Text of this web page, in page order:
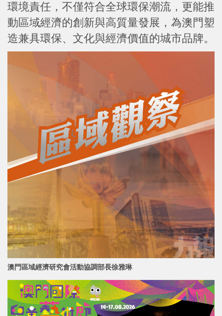
環境責任，不僅符合全球環保潮流，更能推
動區域經濟的創新與高質量發展，為澳門塑
造兼具環保、文化與經濟價值的城市品牌。
澳門區域經濟研究會活動協調部長徐雅琳